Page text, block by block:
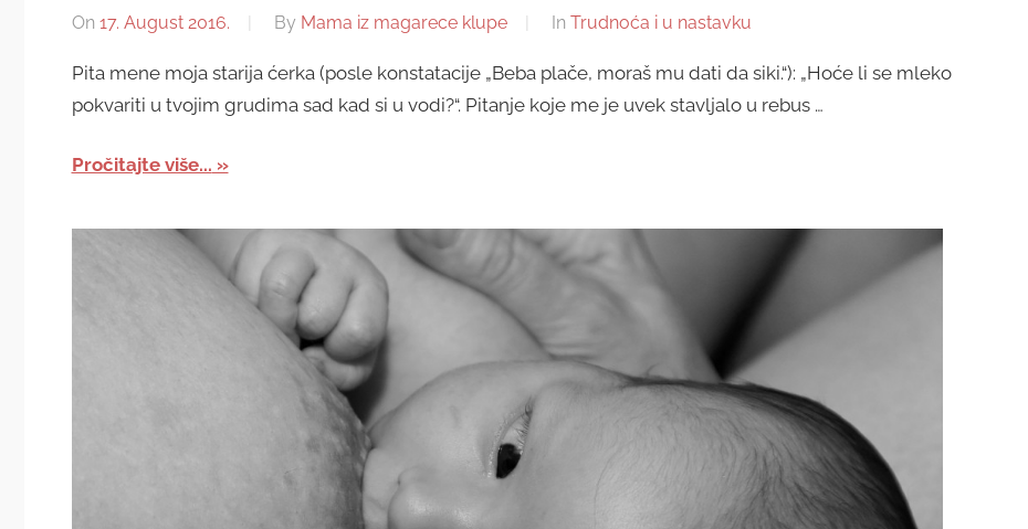
On 17. August 2016. By Mama iz magarece klupe In Trudnoća i u nastavku
Pita mene moja starija ćerka (posle konstatacije „Beba plače, moraš mu dati da siki.“): „Hoće li se mleko
pokvariti u tvojim grudima sad kad si u vodi?“. Pitanje koje me je uvek stavljalo u rebus …
Pročitajte više...